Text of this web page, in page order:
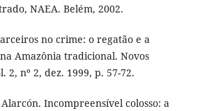
NAEA. Belém, 2002.
no crime: o regatão e a
Amazônia tradicional. Novos
2, nº 2, dez. 1999, p. 57-72.
Alarcón. Incompreensível colosso: a